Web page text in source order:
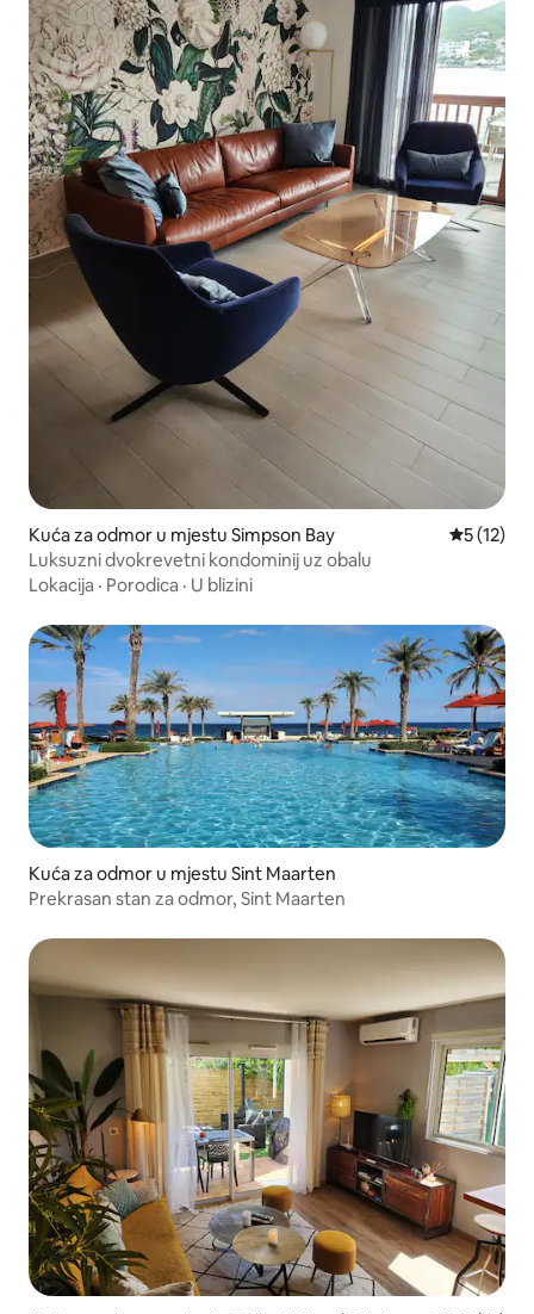
Kuća za odmor u mjestu Simpson Bay Prosječna
5 (12)
Luksuzni dvokrevetni kondominij uz obalu
Lokacija · Porodica · U blizini
Kuća za odmor u mjestu Sint Maarten
Prekrasan stan za odmor, Sint Maarten